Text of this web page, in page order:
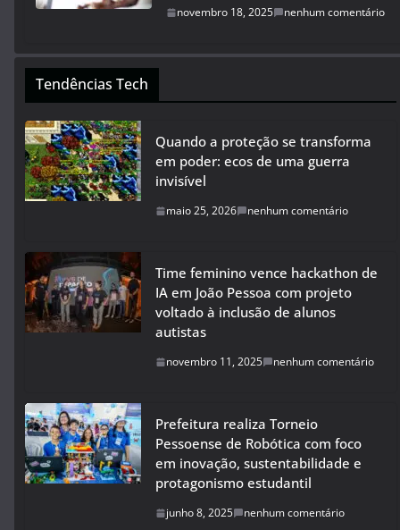
novembro 18, 2025 nenhum comentário
Tendências Tech
Quando a proteção se transforma
em poder: ecos de uma guerra
invisível
maio 25, 2026 nenhum comentário
Time feminino vence hackathon de
IA em João Pessoa com projeto
voltado à inclusão de alunos
autistas
novembro 11, 2025 nenhum comentário
Prefeitura realiza Torneio
Pessoense de Robótica com foco
em inovação, sustentabilidade e
protagonismo estudantil
junho 8, 2025 nenhum comentário